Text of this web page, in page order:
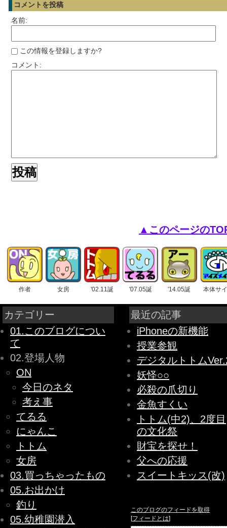
コメントを投稿
名前:
この情報を登録しますか?
コメント:
▲このページの
作者 女房 '02.11誕 '07.05誕 '14.05誕 本体サ
カテゴリー
01.このブログについ
て
02.登場人物
ON
今日のネタ
考え事
てるる
にゃんこ
トトム
女房
03.買っちゃったもの
05.お出かけ
釣り
05.幼稚園潜入
最近の記事
iPhoneの新機能
授業参観
デジタルトトム
妖怪○○
必殺の爪切り
金魚すくい
トトム(中2)、2度目
の文化祭
財宝を探せ！
父への応援
スイートキッス(改)
このブログのフィードを取得
[フィードとは]